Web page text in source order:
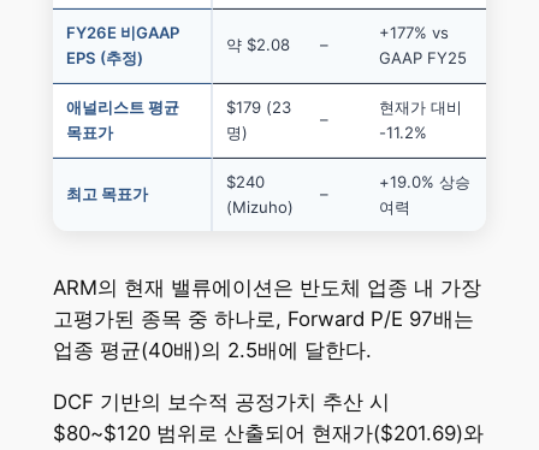
FY26E 비GAAP
EPS (추정)
약 $2.08 –
+177% vs
GAAP FY25
애널리스트 평균
목표가
$179 (23
명)
–
현재가 대비
-11.2%
최고 목표가
$240
(Mizuho)
–
+19.0% 상승
여력
ARM의 현재 밸류에이션은 반도체 업종 내 가장
고평가된 종목 중 하나로, Forward P/E 97배는
업종 평균(40배)의 2.5배에 달한다.
DCF 기반의 보수적 공정가치 추산 시
$80~$120 범위로 산출되어 현재가($201.69)와